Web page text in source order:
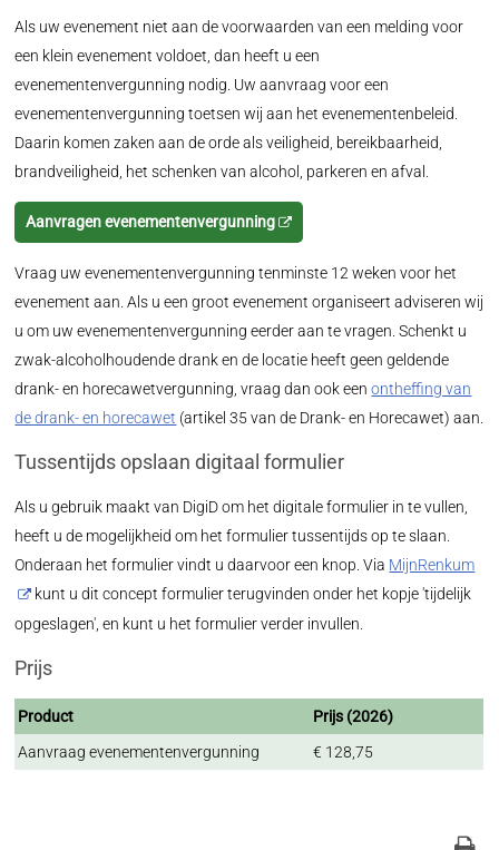
Als uw evenement niet aan de voorwaarden van een melding voor
een klein evenement voldoet, dan heeft u een
evenementenvergunning nodig. Uw aanvraag voor een
evenementenvergunning toetsen wij aan het evenementenbeleid.
Daarin komen zaken aan de orde als veiligheid, bereikbaarheid,
brandveiligheid, het schenken van alcohol, parkeren en afval.
Aanvragen evenementenvergunning
Vraag uw evenementenvergunning tenminste 12 weken voor het
evenement aan. Als u een groot evenement organiseert adviseren wij
u om uw evenementenvergunning eerder aan te vragen. Schenkt u
zwak-alcoholhoudende drank en de locatie heeft geen geldende
drank- en horecawetvergunning, vraag dan ook eenontheffing van
de drank- en horecawet (artikel 35 van de Drank- en Horecawet) aan.
Tussentijds opslaan digitaal formulier
Als u gebruik maakt van DigiD om het digitale formulier in te vullen,
heeft u de mogelijkheid om het formulier tussentijds op te slaan.
Onderaan het formulier vindt u daarvoor een knop. Via MijnRenkum
kunt u dit concept formulier terugvinden onder het kopje 'tijdelijk
opgeslagen', en kunt u het formulier verder invullen.
Prijs
Product
Prijs (2026)
Aanvraag evenementenvergunning
€ 128,75